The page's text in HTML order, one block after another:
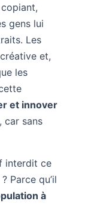
gens lui
Les
et,
les
et innover
car sans
interdit ce
Parce qu’il
à